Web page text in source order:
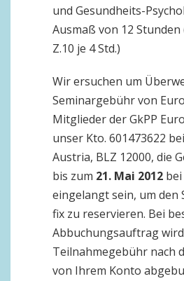
und Gesundheits-
Ausmaß von 12 Stunden
Z.10 je 4 Std.)
Wir ersuchen um
Seminargebühr von
Mitglieder der GkPP
unser Kto. 601473622
Austria, BLZ 12000, die
bis zum 21. Mai 2012
eingelangt sein, um den
fix zu reservieren. Bei
Abbuchungsauftrag
Teilnahmegebühr nach
von Ihrem Konto